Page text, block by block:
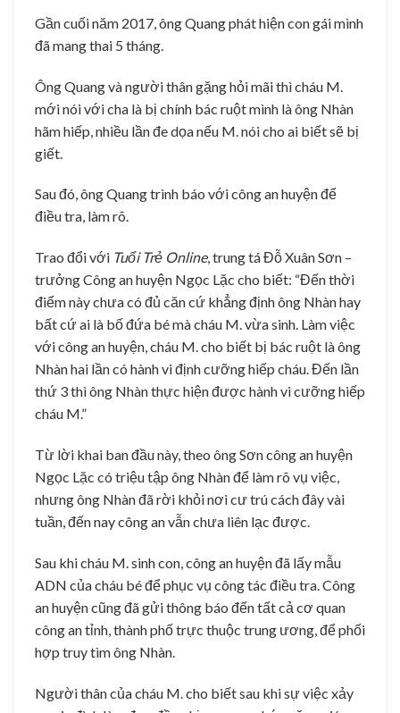
Gần cuối năm 2017, ông Quang phát hiện con gái mình
đã mang thai 5 tháng.
Ông Quang và người thân gặng hỏi mãi thì cháu M.
mới nói với cha là bị chính bác ruột mình là ông Nhàn
hãm hiếp, nhiều lần đe dọa nếu M. nói cho ai biết sẽ bị
giết.
Sau đó, ông Quang trình báo với công an huyện để
điều tra, làm rõ.
Trao đổi với Tuổi Trẻ Online, trung tá Đỗ Xuân Sơn –
trưởng Công an huyện Ngọc Lặc cho biết: “Đến thời
điểm này chưa có đủ căn cứ khẳng định ông Nhàn hay
bất cứ ai là bố đứa bé mà cháu M. vừa sinh. Làm việc
với công an huyện, cháu M. cho biết bị bác ruột là ông
Nhàn hai lần có hành vi định cưỡng hiếp cháu. Đến lần
thứ 3 thì ông Nhàn thực hiện được hành vi cưỡng hiếp
cháu M.”
Từ lời khai ban đầu này, theo ông Sơn công an huyện
Ngọc Lặc có triệu tập ông Nhàn để làm rõ vụ việc,
nhưng ông Nhàn đã rời khỏi nơi cư trú cách đây vài
tuần, đến nay công an vẫn chưa liên lạc được.
Sau khi cháu M. sinh con, công an huyện đã lấy mẫu
ADN của cháu bé để phục vụ công tác điều tra. Công
an huyện cũng đã gửi thông báo đến tất cả cơ quan
công an tỉnh, thành phố trực thuộc trung ương, để phối
hợp truy tìm ông Nhàn.
Người thân của cháu M. cho biết sau khi sự việc xảy